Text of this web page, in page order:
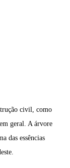
civil, como
geral. A árvore
das essências